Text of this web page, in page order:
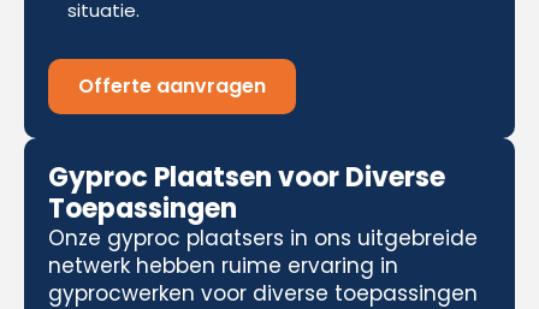
situatie.
Offerte aanvragen
Gyproc Plaatsen voor Diverse
Toepassingen
Onze gyproc plaatsers in ons uitgebreide
netwerk hebben ruime ervaring in
gyprocwerken voor diverse toepassingen